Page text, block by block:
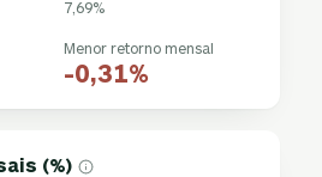
7,69%
Menor retorno mensal
-0,31%
(%)